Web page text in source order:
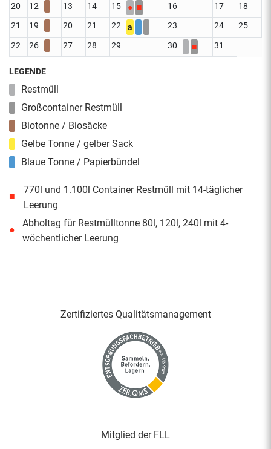
20 12 13 14 15 ● ■ 16 17
18
21
19 20 21 22 a 23 24 25
22 26 27 28 29 30 ■ 31
LEGENDE
Restmüll
Großcontainer Restmüll
Biotonne / Biosäcke
Gelbe Tonne / gelber Sack
Blaue Tonne / Papierbündel
■
770l und 1.100l Container Restmüll mit 14-täglicher
Leerung
●
Abholtag für Restmülltonne 80l, 120l, 240l mit 4-
wöchentlicher Leerung
Zertifiziertes Qualitäts­management
Mitglied der FLL